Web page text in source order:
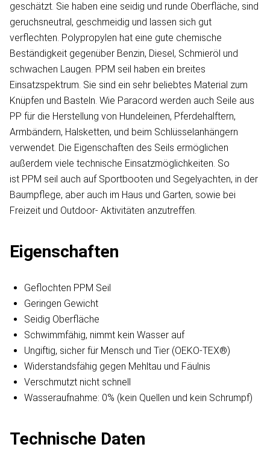
geschätzt. Sie haben eine seidig und runde Oberfläche, sind
geruchsneutral, geschmeidig und lassen sich gut
verflechten. Polypropylen hat eine gute chemische
Beständigkeit gegenüber Benzin, Diesel, Schmieröl und
schwachen Laugen. PPM seil haben ein breites
Einsatzspektrum. Sie sind ein sehr beliebtes Material zum
Knüpfen und Basteln. Wie Paracord werden auch Seile aus
PP für die Herstellung von Hundeleinen, Pferdehalftern,
Armbändern, Halsketten, und beim Schlüsselanhängern
verwendet. Die Eigenschaften des Seils ermöglichen
außerdem viele technische Einsatzmöglichkeiten. So
ist PPM seil auch auf Sportbooten und Segelyachten, in der
Baumpflege, aber auch im Haus und Garten, sowie bei
Freizeit und Outdoor- Aktivitäten anzutreffen.
Eigenschaften
Geflochten PPM Seil
Geringen Gewicht
Seidig Oberfläche
Schwimmfähig, nimmt kein Wasser auf
Ungiftig, sicher für Mensch und Tier (OEKO-TEX®)
Widerstandsfähig gegen Mehltau und Fäulnis
Verschmutzt nicht schnell
Wasseraufnahme: 0% (kein Quellen und kein Schrumpf)
Technische Daten